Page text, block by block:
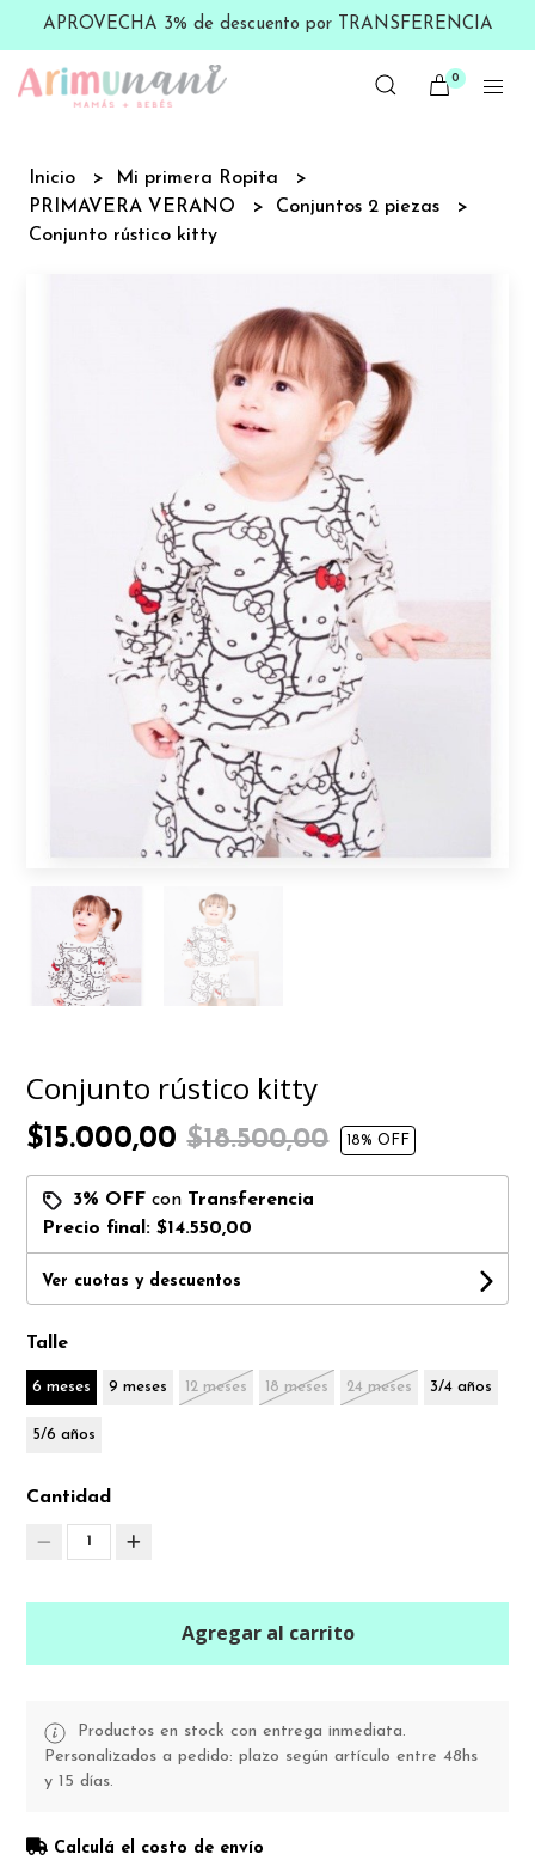
APROVECHA 3% de descuento por TRANSFERENCIA
0
Inicio
Mi primera Ropita
PRIMAVERA VERANO
Conjuntos 2 piezas
Conjunto rústico kitty
Conjunto rústico kitty
$15.000,00$18.500,00 18% OFF
3% OFF con Transferencia
Precio final:$14.550,00
Ver cuotas y descuentos
Talle
6 meses 9 meses 12 meses 18 meses 24 meses 3/4 años
5/6 años
Cantidad
1
Agregar al carrito
Productos en stock con entrega inmediata.
Personalizados a pedido: plazo según artículo entre 48hs
y 15 días.
Calculá el costo de envío